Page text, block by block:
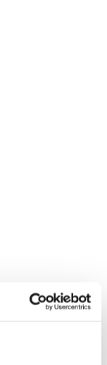
Italiano:
l'estero